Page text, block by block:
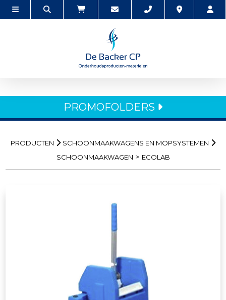
PROMOFOLDERS
PRODUCTEN
SCHOONMAAKWAGENS EN MOPSYSTEMEN
SCHOONMAAKWAGEN > ECOLAB